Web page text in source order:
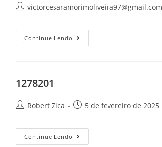
victorcesaramorimoliveira97@gmail.com
Continue Lendo
1278201
Robert Zica 5 de fevereiro de 2025
Continue Lendo